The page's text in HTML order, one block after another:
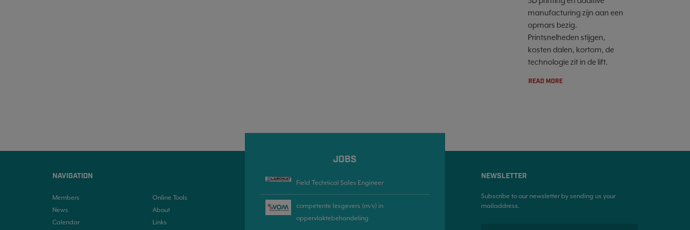
manufacturing zijn aan een
opmars bezig.
Printsnelheden stijgen,
kosten dalen, kortom, de
technologie zit in de lift.
READ MORE
NAVIGATION
Members
News
Calendar
Online Tools
About
Links
JOBS
Field Technical Sales Engineer
competente lesgevers (m/v) in
oppervlaktebehandeling
NEWSLETTER
Subscribe to our newsletter by sending us your
mailaddress.